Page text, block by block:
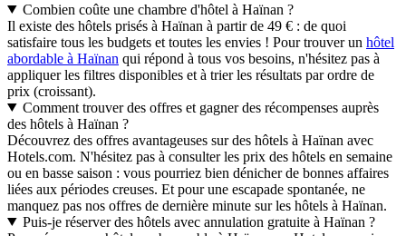
Combien coûte une chambre d'hôtel à Haïnan ?
Il existe des hôtels prisés à Haïnan à partir de 49 € : de quoi
satisfaire tous les budgets et toutes les envies ! Pour trouver un hôtel
abordable à Haïnan qui répond à tous vos besoins, n'hésitez pas à
appliquer les filtres disponibles et à trier les résultats par ordre de
prix (croissant).
Comment trouver des offres et gagner des récompenses auprès
des hôtels à Haïnan ?
Découvrez des offres avantageuses sur des hôtels à Haïnan avec
Hotels.com. N'hésitez pas à consulter les prix des hôtels en semaine
ou en basse saison : vous pourriez bien dénicher de bonnes affaires
liées aux périodes creuses. Et pour une escapade spontanée, ne
manquez pas nos offres de dernière minute sur les hôtels à Haïnan.
Puis-je réserver des hôtels avec annulation gratuite à Haïnan ?